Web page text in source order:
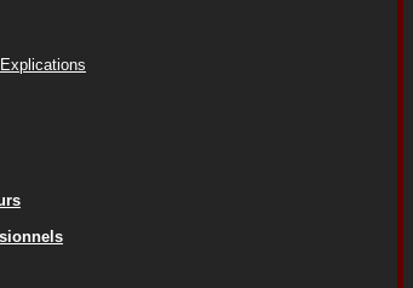
Explications